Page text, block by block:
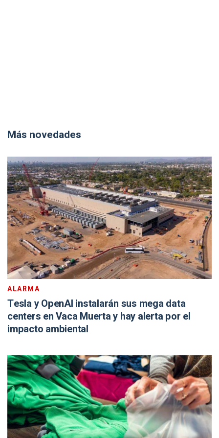
Más novedades
ALARMA
Tesla y OpenAI instalarán sus mega data
centers en Vaca Muerta y hay alerta por el
impacto ambiental